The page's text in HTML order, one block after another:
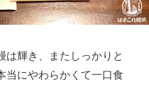
は輝き、またしっかりと
当にやわらかくて一口食